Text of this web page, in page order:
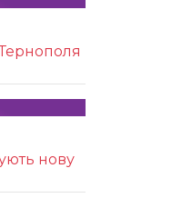
нову